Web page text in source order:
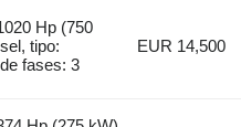
Hp (750
tipo:
fases: 3
EUR 14,500